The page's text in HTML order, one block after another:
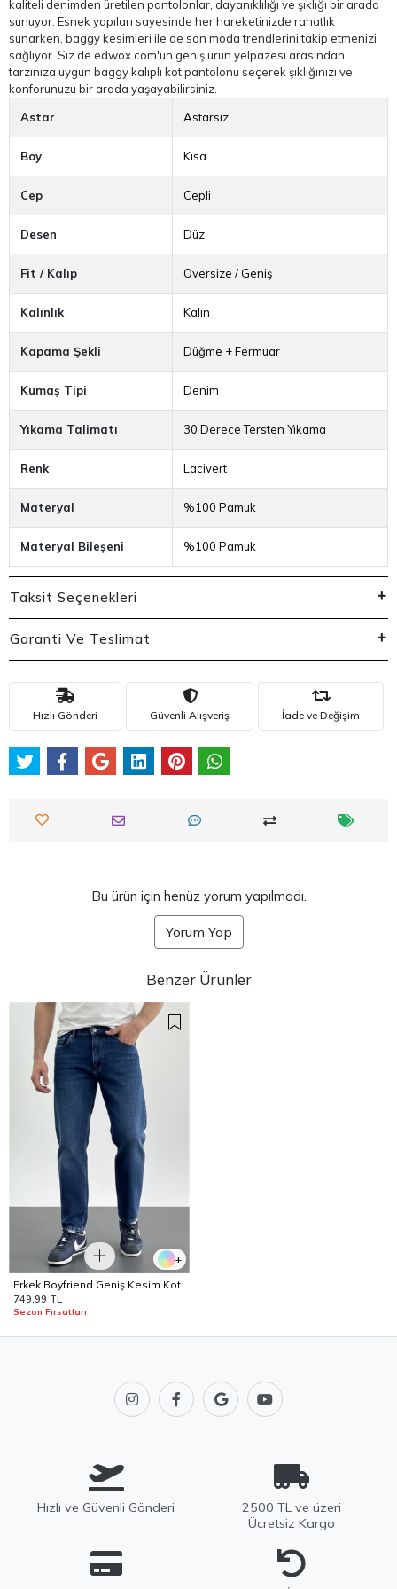
kaliteli denimden üretilen pantolonlar, dayanıklılığı ve şıklığı bir arada
sunuyor. Esnek yapıları sayesinde her hareketinizde rahatlık
sunarken, baggy kesimleri ile de son moda trendlerini takip etmenizi
sağlıyor. Siz de edwox.com'un geniş ürün yelpazesi arasından
tarzınıza uygun baggy kalıplı kot pantolonu seçerek şıklığınızı ve
konforunuzu bir arada yaşayabilirsiniz.
Astar
Astarsız
Boy Kısa
Cep Cepli
Desen Düz
Fit / Kalıp Oversize / Geniş
Kalınlık Kalın
Kapama Şekli Düğme + Fermuar
Kumaş Tipi Denim
Yıkama Talimatı 30 Derece Tersten Yıkama
Renk Lacivert
Materyal %100 Pamuk
Materyal Bileşeni %100 Pamuk
Taksit Seçenekleri
Garanti Ve Teslimat
Hızlı Gönderi Güvenli Alışveriş İade ve Değişim
Bu ürün için henüz yorum yapılmadı.
Yorum Yap
Benzer Ürünler
+
Erkek Boyfriend Geniş Kesim Kot
Pantolon Mavi Edw425
749,99 TL
Sezon Fırsatları
Hızlı ve Güvenli Gönderi
2500 TL ve üzeri
Ücretsiz Kargo